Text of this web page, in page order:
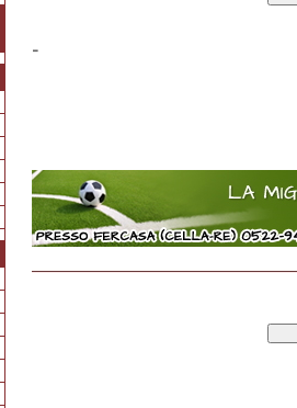
-